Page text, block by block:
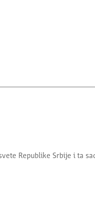
Republike Srbije i ta